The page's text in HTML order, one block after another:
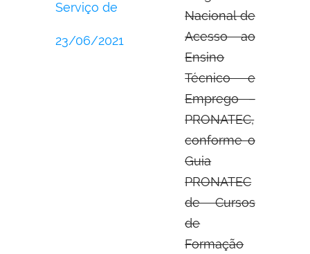
Serviço de
23/06/2021
Nacional de
Acesso ao
Ensino
Técnico e
Emprego –
PRONATEC,
conforme o
Guia
PRONATEC
de Cursos
de
Formação